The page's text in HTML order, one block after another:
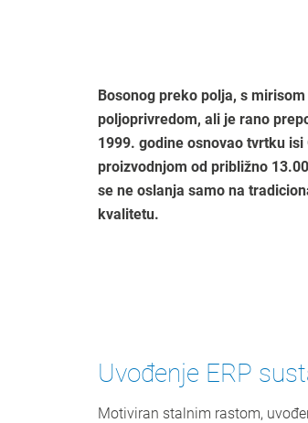
Bosonog preko polja, s
poljoprivredom, ali je rano
1999. godine osnovao tvrtku
proizvodnjom od približno
se ne oslanja samo na
kvalitetu.
Uvođenje ERP
Motiviran stalnim rastom,